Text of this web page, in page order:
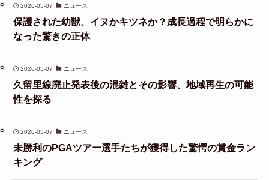
2026-05-07 ニュース
保護された幼獣、イヌかキツネか？成長過程で明らかに
なった驚きの正体
2026-05-07 ニュース
久留里線廃止発表後の混雑とその影響、地域再生の可能
性を探る
2026-05-07 ニュース
未勝利のPGAツアー選手たちが獲得した驚愕の賞金ラン
キング